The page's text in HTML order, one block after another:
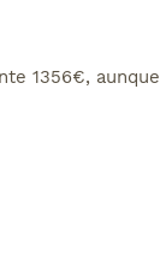
1356€,